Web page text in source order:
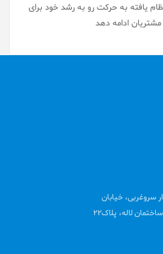
یافته به حرکت رو به رشد خود برای
ادامه دهد
سروغربی، خیابان
لاله، پلاک22